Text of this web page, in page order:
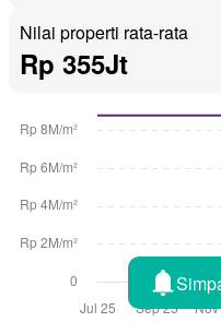
Nilai properti rata-rata
Rp 355Jt